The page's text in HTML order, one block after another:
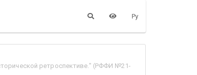
Ру
ретроспективе." (РФФИ №21-